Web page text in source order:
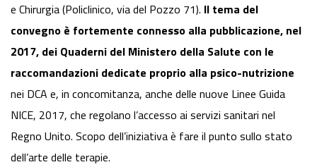
e Chirurgia (Policlinico, via del Pozzo 71). Il tema del
convegno è fortemente connesso alla pubblicazione, nel
2017, dei Quaderni del Ministero della Salute con le
raccomandazioni dedicate proprio alla psico-nutrizione
nei DCA e, in concomitanza, anche delle nuove Linee Guida
NICE, 2017, che regolano l’accesso ai servizi sanitari nel
Regno Unito. Scopo dell’iniziativa è fare il punto sullo stato
dell’arte delle terapie.